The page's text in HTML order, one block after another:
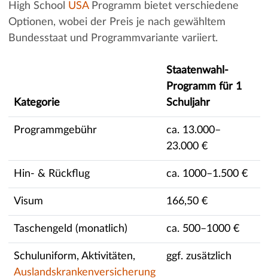
High School USAProgramm bietet verschiedene
Optionen, wobei der Preis je nach gewähltem
Bundesstaat und Programmvariante variiert.
Kategorie
Staatenwahl-
Programm für 1
Schuljahr
Programmgebühr
ca. 13.000–
23.000 €
Hin- & Rückflug ca. 1000–1.500 €
Visum 166,50 €
Taschengeld (monatlich) ca. 500–1000 €
Schuluniform, Aktivitäten,
Auslandskrankenversicherung
ggf. zusätzlich